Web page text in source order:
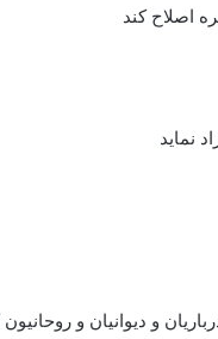
اصلاح کند
نماید
و دیوانیان و